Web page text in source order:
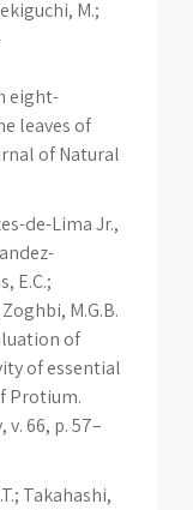
M.;
eight-
leaves of
of Natural
de-Lima Jr.,
E.C.;
M.G.B.
of
of essential
Protium.
66, p. 57–
Takahashi,